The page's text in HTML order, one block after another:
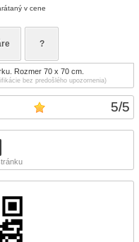
5/5
v cene
?
Rozmer 70 x 70 cm.
bez predošlého upozornenia)